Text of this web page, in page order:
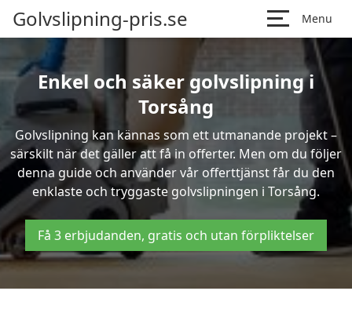
Golvslipning-pris.se Menu
Enkel och säker golvslipning i
Torsång
Golvslipning kan kännas som ett utmanande projekt –
särskilt när det gäller att få in offerter. Men om du följer
denna guide och använder vår offerttjänst får du den
enklaste och tryggaste golvslipningen i Torsång.
Få 3 erbjudanden, gratis och utan förpliktelser